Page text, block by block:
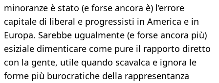
minoranze è stato (e forse ancora è) l’errore
capitale di liberal e progressisti in America e in
Europa. Sarebbe ugualmente (e forse ancora più)
esiziale dimenticare come pure il rapporto diretto
con la gente, utile quando scavalca e ignora le
forme più burocratiche della rappresentanza